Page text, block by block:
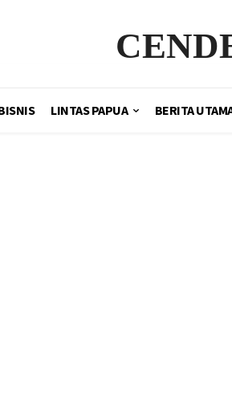
LINTAS PAPUA BERITA